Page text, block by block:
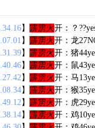
】 霹雳火开：？
】 霹雳火开：龙
】 霹雳火开：猪
】 霹雳火开：鼠
】 霹雳火开：马
】 霹雳火开：猴
】 霹雳火开：虎
】 霹雳火开：鸡